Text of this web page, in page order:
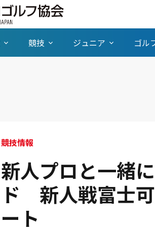
競技 ジュニア ゴル
競技情報
新人プロと一緒
ド 新人戦富士
ート